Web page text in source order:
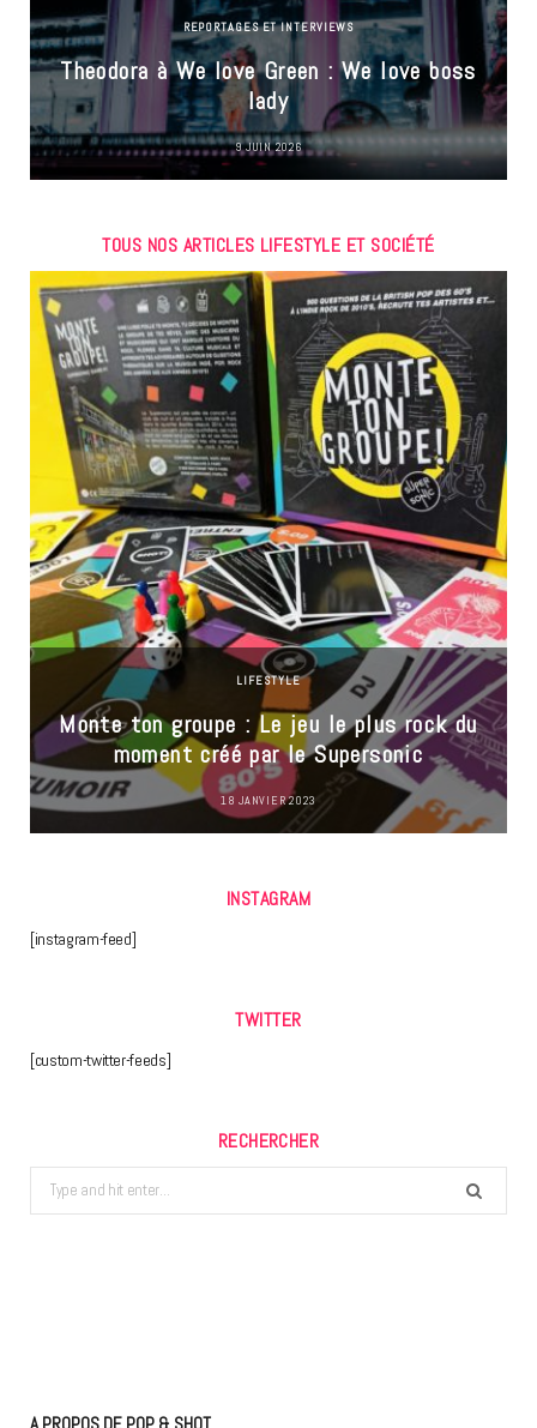
REPORTAGES ET INTERVIEWS
Theodora à We love Green : We love boss
lady
9 JUIN 2026
TOUS NOS ARTICLES LIFESTYLE ET SOCIÉTÉ
LIFESTYLE
Monte ton groupe : Le jeu le plus rock du
moment créé par le Supersonic
18 JANVIER 2023
INSTAGRAM
[instagram-feed]
TWITTER
[custom-twitter-feeds]
RECHERCHER
Search
for: